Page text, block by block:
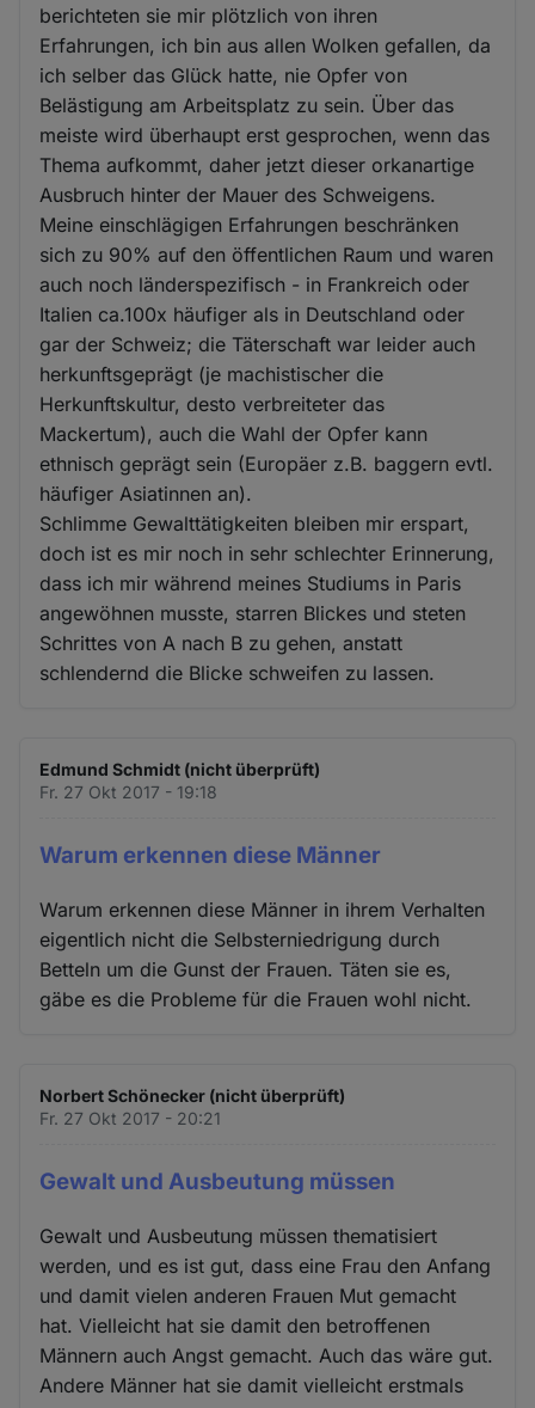
berichteten sie mir plötzlich von ihren
Erfahrungen, ich bin aus allen Wolken gefallen, da
ich selber das Glück hatte, nie Opfer von
Belästigung am Arbeitsplatz zu sein. Über das
meiste wird überhaupt erst gesprochen, wenn das
Thema aufkommt, daher jetzt dieser orkanartige
Ausbruch hinter der Mauer des Schweigens.
Meine einschlägigen Erfahrungen beschränken
sich zu 90% auf den öffentlichen Raum und waren
auch noch länderspezifisch - in Frankreich oder
Italien ca.100x häufiger als in Deutschland oder
gar der Schweiz; die Täterschaft war leider auch
herkunftsgeprägt (je machistischer die
Herkunftskultur, desto verbreiteter das
Mackertum), auch die Wahl der Opfer kann
ethnisch geprägt sein (Europäer z.B. baggern evtl.
häufiger Asiatinnen an).
Schlimme Gewalttätigkeiten bleiben mir erspart,
doch ist es mir noch in sehr schlechter Erinnerung,
dass ich mir während meines Studiums in Paris
angewöhnen musste, starren Blickes und steten
Schrittes von A nach B zu gehen, anstatt
schlendernd die Blicke schweifen zu lassen.
Edmund Schmidt (nicht überprüft)
Fr. 27 Okt 2017 - 19:18
Warum erkennen diese Männer
Warum erkennen diese Männer in ihrem Verhalten
eigentlich nicht die Selbsterniedrigung durch
Betteln um die Gunst der Frauen. Täten sie es,
gäbe es die Probleme für die Frauen wohl nicht.
Norbert Schönecker (nicht überprüft)
Fr. 27 Okt 2017 - 20:21
Gewalt und Ausbeutung müssen
Gewalt und Ausbeutung müssen thematisiert
werden, und es ist gut, dass eine Frau den Anfang
und damit vielen anderen Frauen Mut gemacht
hat. Vielleicht hat sie damit den betroffenen
Männern auch Angst gemacht. Auch das wäre gut.
Andere Männer hat sie damit vielleicht erstmals